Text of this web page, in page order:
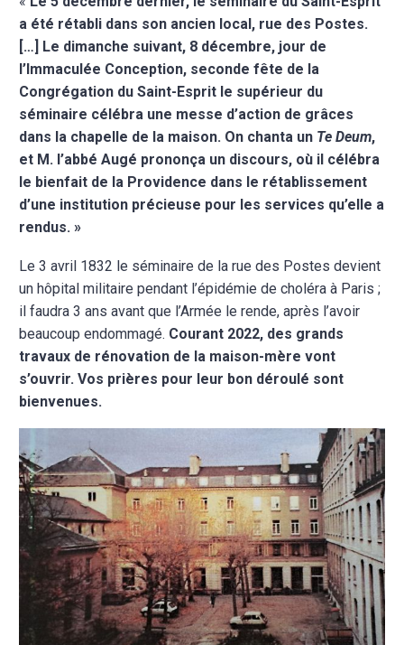
a été rétabli dans son ancien local, rue des Postes.
[…] Le dimanche suivant, 8 décembre, jour de
l’Immaculée Conception, seconde fête de la
Congrégation du Saint-Esprit le supérieur du
séminaire célébra une messe d’action de grâces
dans la chapelle de la maison. On chanta un Te Deum,
et M. l’abbé Augé prononça un discours, où il célébra
le bienfait de la Providence dans le rétablissement
d’une institution précieuse pour les services qu’elle a
rendus. »
Le 3 avril 1832 le séminaire de la rue des Postes devient
un hôpital militaire pendant l’épidémie de choléra à Paris ;
il faudra 3 ans avant que l’Armée le rende, après l’avoir
beaucoup endommagé. Courant 2022, des grands
travaux de rénovation de la maison-mère vont
s’ouvrir. Vos prières pour leur bon déroulé sont
bienvenues.